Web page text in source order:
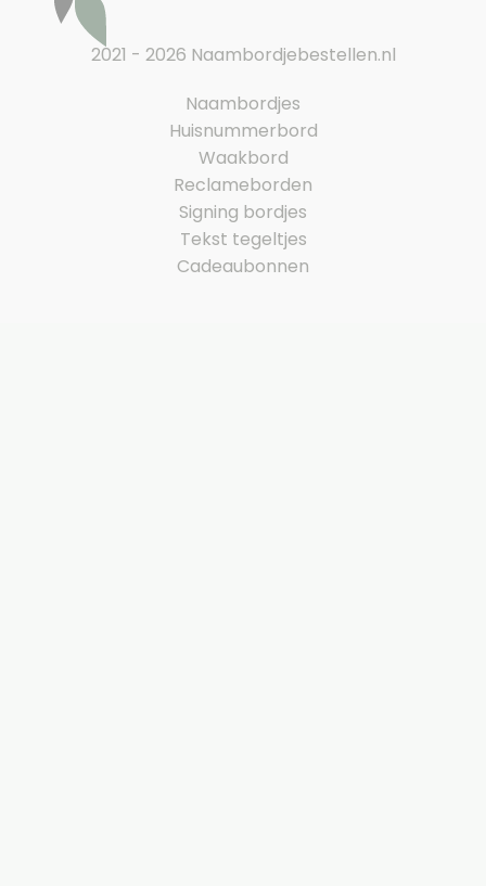
2021 - 2026 Naambordjebestellen.nl
Naambordjes
Huisnummerbord
Waakbord
Reclameborden
Signing bordjes
Tekst tegeltjes
Cadeaubonnen